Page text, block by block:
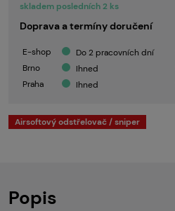
skladem posledních 2 ks
Doprava a termíny doručení
E-shop Do 2 pracovních dní
Brno
Ihned
Praha
Ihned
Airsoftový odstřelovač / sniper
Popis